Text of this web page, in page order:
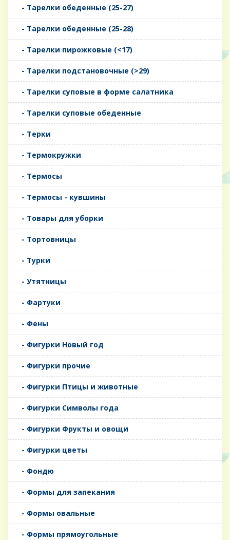
- Тарелки обеденные (25-27)
- Тарелки обеденные (25-28)
- Тарелки пирожковые (<17)
- Тарелки подстановочные (>29)
- Тарелки суповые в форме салатника
- Тарелки суповые обеденные
- Терки
- Термокружки
- Термосы
- Термосы - кувшины
- Товары для уборки
- Тортовницы
- Турки
- Утятницы
- Фартуки
- Фены
- Фигурки Новый год
- Фигурки прочие
- Фигурки Птицы и животные
- Фигурки Символы года
- Фигурки Фрукты и овощи
- Фигурки цветы
- Фондю
- Формы для запекания
- Формы овальные
- Формы прямоугольные